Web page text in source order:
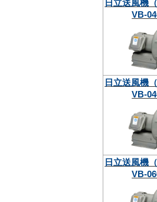
日立送風機
VB-
日立送風機
VB-
日立送風機
VB-